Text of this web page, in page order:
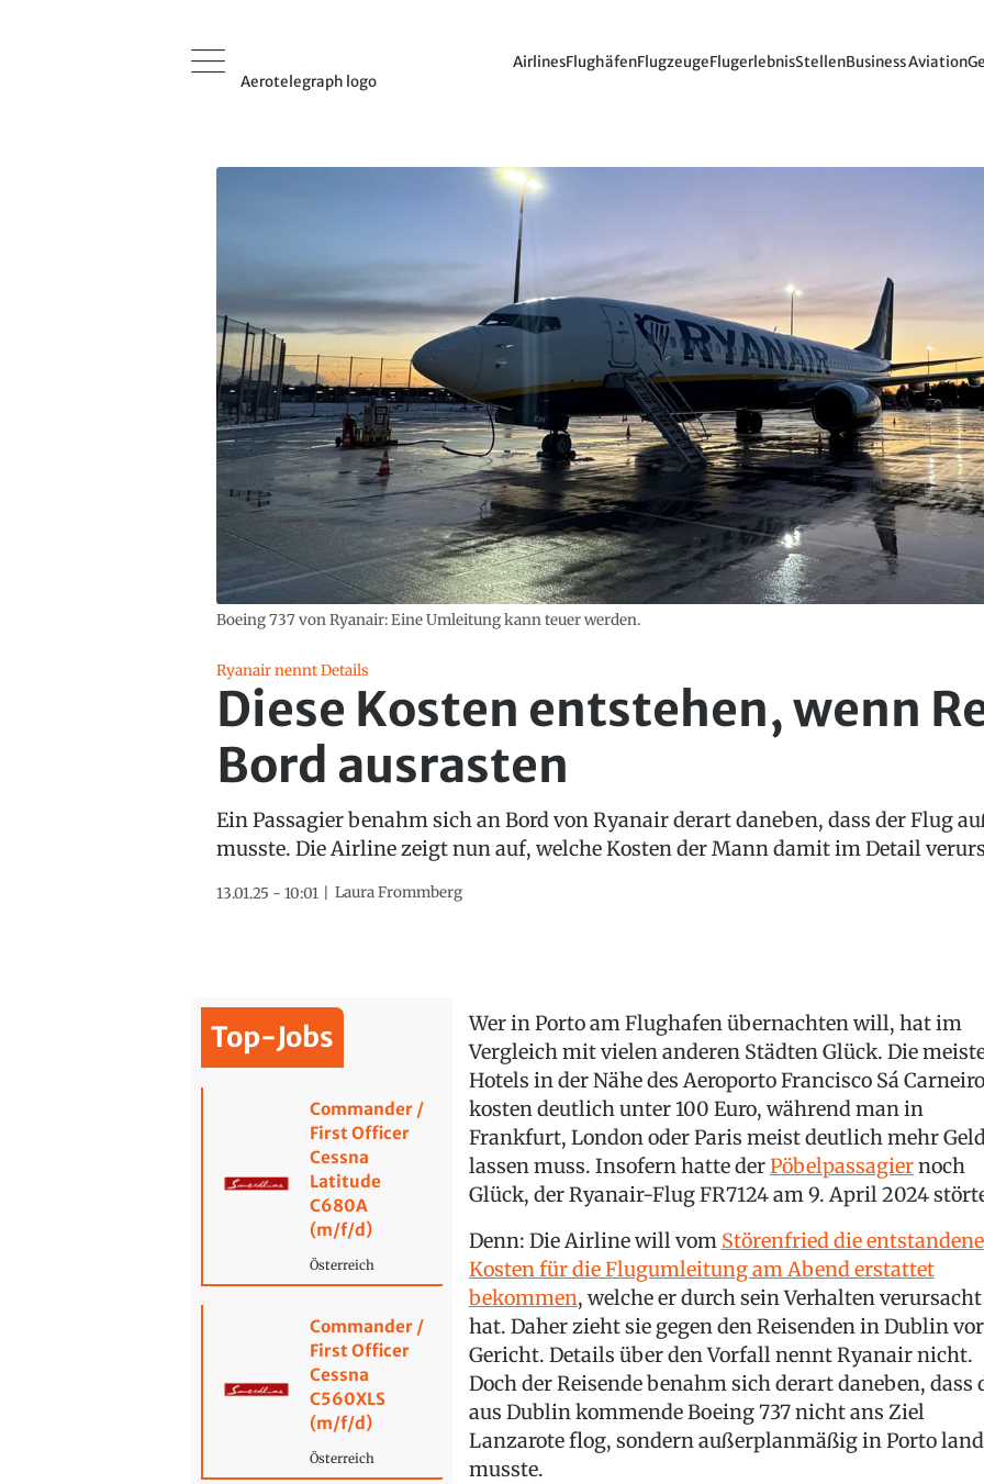
Aerotelegraph logo
AirlinesFlughäfenFlugzeugeFlugerlebnisStellenBusiness Aviation
Boeing 737 von Ryanair: Eine Umleitung kann teuer werden.
Ryanair nennt Details
Diese Kosten entstehen, wenn
Bord ausrasten
Ein Passagier benahm sich an Bord von Ryanair derart daneben, dass der Flug
musste. Die Airline zeigt nun auf, welche Kosten der Mann damit im Detail
13.01.25 - 10:01 Laura Frommberg
Top-Jobs
Commander /
First Officer
Cessna
Latitude
C680A
(m/f/d)
Österreich
Commander /
First Officer
Cessna
C560XLS
(m/f/d)
Österreich
Wer in Porto am Flughafen übernachten will, hat im
Vergleich mit vielen anderen Städten Glück. Die
Hotels in der Nähe des Aeroporto Francisco Sá Carneiro
kosten deutlich unter 100 Euro, während man in
Frankfurt, London oder Paris meist deutlich mehr
lassen muss. Insofern hatte derPöbelpassagiernoch
Glück, der Ryanair-Flug FR7124 am 9. April 2024
Denn: Die Airline will vom Störenfried die
Kosten für die Flugumleitung am Abend erstattet
bekommen, welche er durch sein Verhalten verursacht
hat. Daher zieht sie gegen den Reisenden in Dublin vor
Gericht. Details über den Vorfall nennt Ryanair nicht.
Doch der Reisende benahm sich derart daneben, dass
aus Dublin kommende Boeing 737 nicht ans Ziel
Lanzarote flog, sondern außerplanmäßig in Porto
musste.